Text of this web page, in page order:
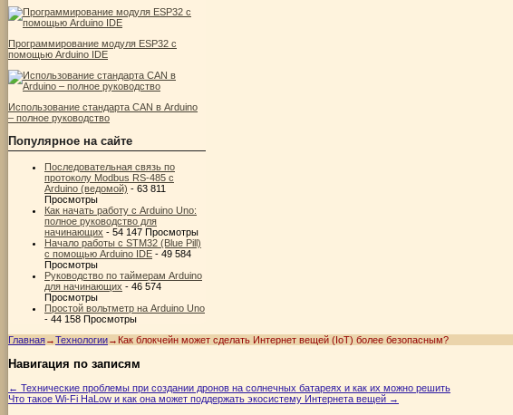
Программирование модуля ESP32 с
помощью Arduino IDE
Использование стандарта CAN в Arduino
– полное руководство
Популярное на сайте
Последовательная связь по
протоколу Modbus RS-485 с
Arduino (ведомой) - 63 811
Просмотры
Как начать работу с Arduino Uno:
полное руководство для
начинающих - 54 147 Просмотры
Начало работы с STM32 (Blue Pill)
с помощью Arduino IDE - 49 584
Просмотры
Руководство по таймерам Arduino
для начинающих - 46 574
Просмотры
Простой вольтметр на Arduino Uno
- 44 158 Просмотры
Главная→Технологии→ Как блокчейн может сделать Интернет вещей (IoT) более безопасным?
Навигация по записям
← Технические проблемы при создании дронов на солнечных батареях и как их можно решить
Что такое Wi-Fi HaLow и как она может поддержать экосистему Интернета вещей →